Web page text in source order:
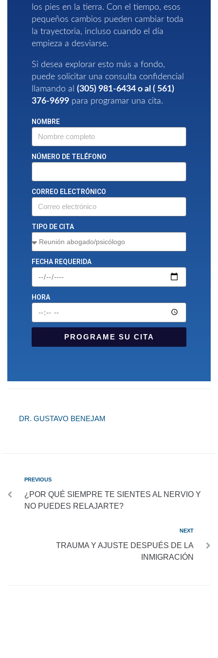
los pies en la tierra. Con el tiempo, esos
pequeños cambios pueden cambiar toda
la trayectoria, incluso cuando el día
empieza a desviarse.
Si desea explorar esto más a fondo,
puede solicitar una consulta confidencial
llamando al (305) 981-6434 o al ( 561)
376-9699 para programar una cita.
NOMBRE
NÚMERO DE TELÉFONO
CORREO ELECTRÓNICO
TIPO DE CITA
FECHA REQUERIDA
HORA
PROGRAME SU CITA
DR. GUSTAVO BENEJAM
PREVIOUS
¿POR QUÉ SIEMPRE TE SIENTES AL NERVIO Y
NO PUEDES RELAJARTE?
NEXT
TRAUMA Y AJUSTE DESPUÉS DE LA
INMIGRACIÓN